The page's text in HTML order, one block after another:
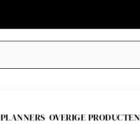
PLANNERS OVERIGE PRODUCTEN